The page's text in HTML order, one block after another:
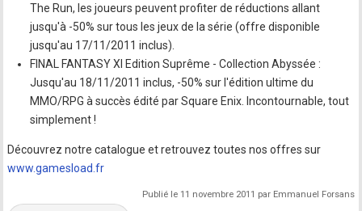
The Run, les joueurs peuvent profiter de réductions allant
jusqu'à -50% sur tous les jeux de la série (offre disponible
jusqu'au 17/11/2011 inclus).
FINAL FANTASY XI Edition Suprême - Collection Abyssée :
Jusqu'au 18/11/2011 inclus, -50% sur l'édition ultime du
MMO/RPG à succès édité par Square Enix. Incontournable, tout
simplement !
Découvrez notre catalogue et retrouvez toutes nos offres sur
www.gamesload.fr
Publié le 11 novembre 2011 par Emmanuel Forsans